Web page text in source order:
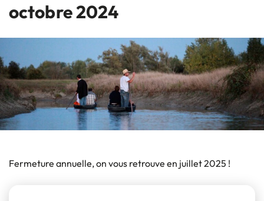
octobre 2024
Fermeture annuelle, on vous retrouve en juillet 2025 !